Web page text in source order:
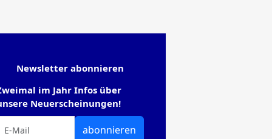
Newsletter abonnieren
im Jahr Infos über
Neuerscheinungen!
abonnieren